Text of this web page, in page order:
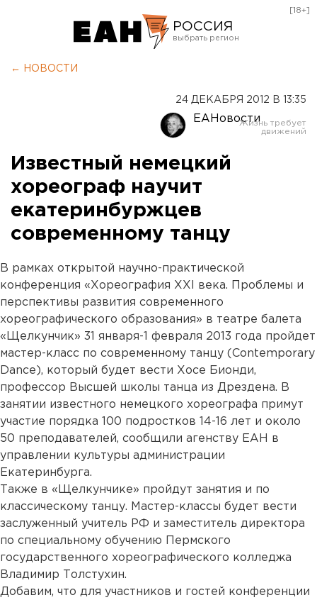
РОССИЯ
Оренбург
[18+]
← НОВОСТИ
24 ДЕКАБРЯ 2012 В 13:35
ЕАНовости
Известный немецкий
хореограф научит
екатеринбуржцев
современному танцу
В рамках открытой научно-практической
конференция «Хореография XXI века. Проблемы и
перспективы развития современного
хореографического образования» в театре балета
«Щелкунчик» 31 января-1 февраля 2013 года пройдет
мастер-класс по современному танцу ( Contemporary
Dance ), который будет вести Хосе Бионди,
профессор Высшей школы танца из Дрездена. В
занятии известного немецкого хореографа примут
участие порядка 100 подростков 14-16 лет и около
50 преподавателей, сообщили агенству ЕАН в
управлении культуры администрации
Екатеринбурга.
Также в «Щелкунчике» пройдут занятия и по
классическому танцу. Мастер-классы будет вести
заслуженный учитель РФ и заместитель директора
по специальному обучению Пермского
государственного хореографического колледжа
Владимир Толстухин.
Добавим, что для участников и гостей конференции